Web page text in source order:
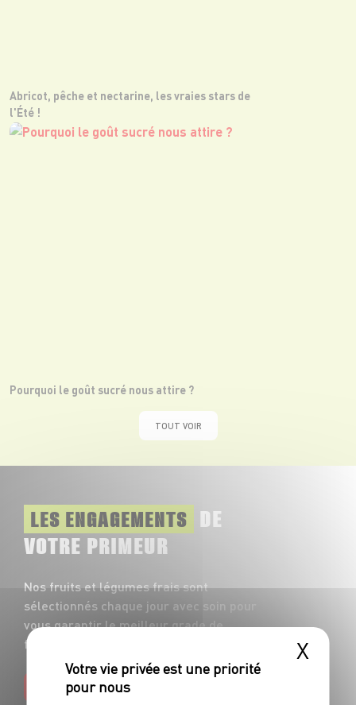
Abricot, pêche et nectarine, les vraies stars de
l'Été !
Pourquoi le goût sucré nous attire ?
TOUT VOIR
LES ENGAGEMENTS DE
VOTRE PRIMEUR
Nos fruits et légumes frais sont
sélectionnés chaque jour avec soin pour
vous garantir le meilleur grade de
fraîcheur et de goût !
EN SAVOIR PLUS
X